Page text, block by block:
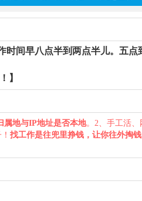
时间早八点半到两点半儿。五点
】
属地与IP地址是否本地。2、手工活、
找工作是往兜里挣钱，让你往外掏